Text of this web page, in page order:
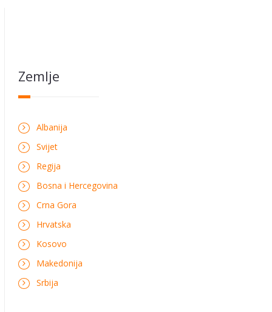
Zemlje
Albanija
Svijet
Regija
Bosna i Hercegovina
Crna Gora
Hrvatska
Kosovo
Makedonija
Srbija